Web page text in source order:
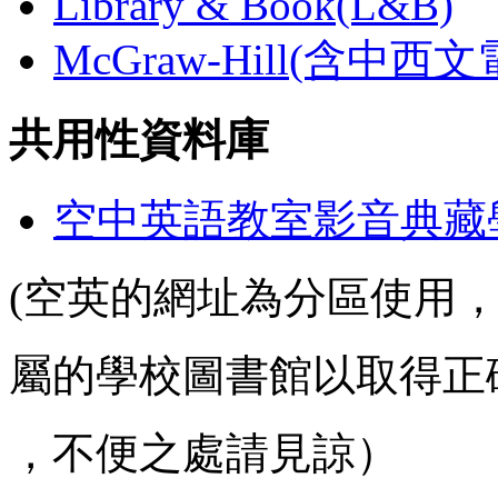
McGraw-Hill(含中西文
共用性資料庫
空中英語教室影音典
(空英的網址為分區使用
屬的學校圖書館以取得
，不便之處請見諒）